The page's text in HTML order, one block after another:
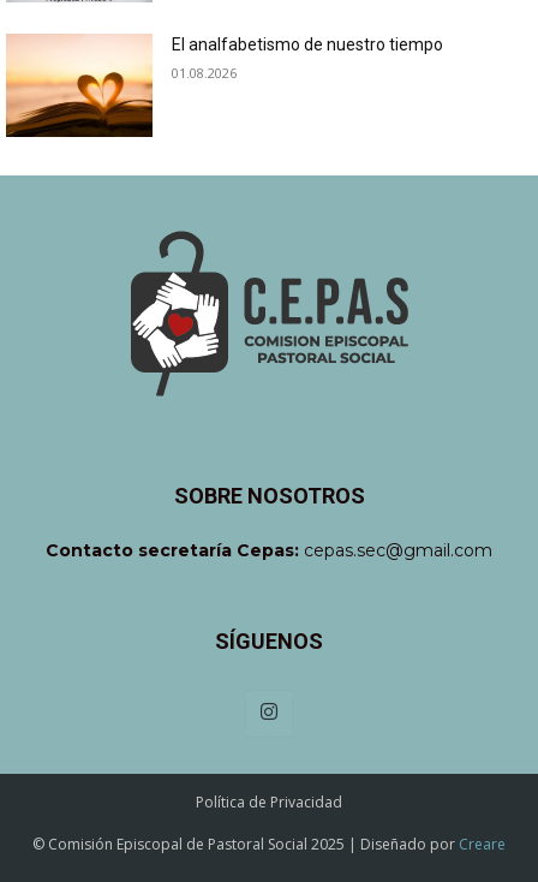
El analfabetismo de nuestro tiempo
01.08.2026
SOBRE NOSOTROS
Contacto secretaría Cepas: cepas.sec@gmail.com
SÍGUENOS
Política de Privacidad
© Comisión Episcopal de Pastoral Social 2025 | Diseñado por Creare